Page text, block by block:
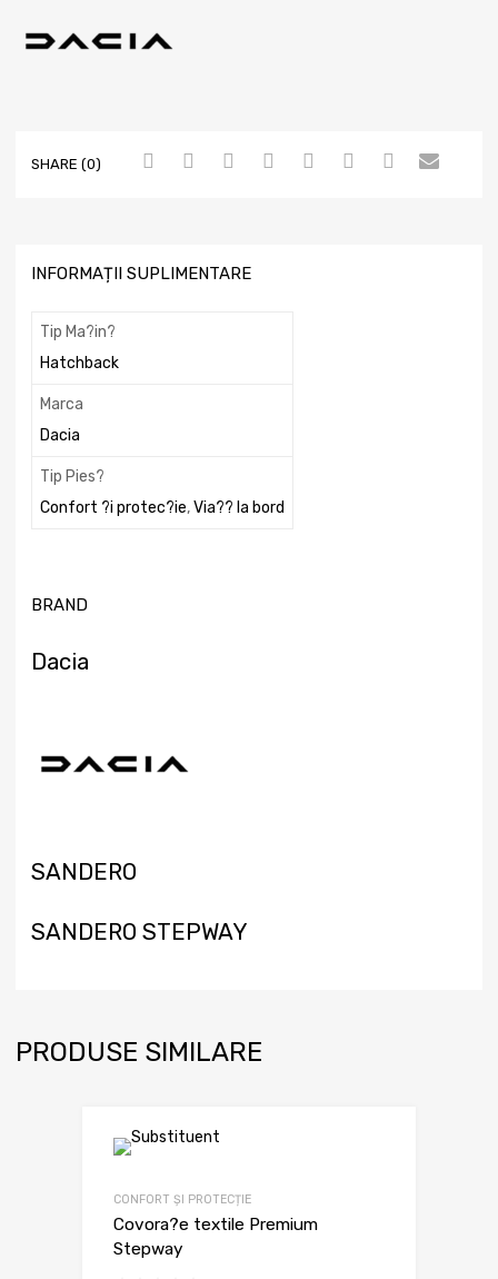
SHARE (0)
INFORMAȚII SUPLIMENTARE
Tip Ma?in?
Hatchback
Marca
Dacia
Tip Pies?
Confort ?i protec?ie,Via?? la bord
BRAND
Dacia
SANDERO
SANDERO STEPWAY
PRODUSE SIMILARE
CONFORT ȘI PROTECȚIE
Covora?e textile Premium
Stepway